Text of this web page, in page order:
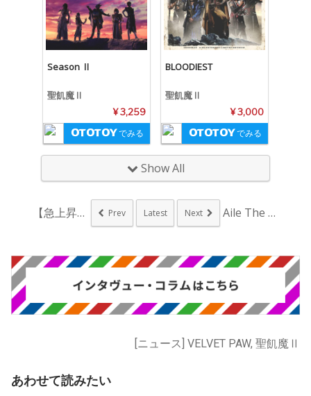
Season Ⅱ
聖飢魔Ⅱ
¥ 3,259
でみる
BLOODIEST
聖飢魔Ⅱ
¥ 3,000
でみる
Show All
【急上昇ワード】TO... Prev Latest Next Aile The S...
[ニュース] VELVET PAW, 聖飢魔Ⅱ
あわせて読みたい